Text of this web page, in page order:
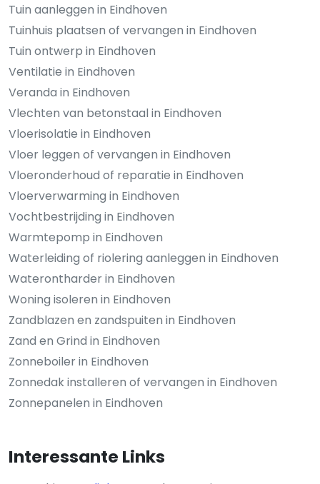
Tuin aanleggen in Eindhoven
Tuinhuis plaatsen of vervangen in Eindhoven
Tuin ontwerp in Eindhoven
Ventilatie in Eindhoven
Veranda in Eindhoven
Vlechten van betonstaal in Eindhoven
Vloerisolatie in Eindhoven
Vloer leggen of vervangen in Eindhoven
Vloeronderhoud of reparatie in Eindhoven
Vloerverwarming in Eindhoven
Vochtbestrijding in Eindhoven
Warmtepomp in Eindhoven
Waterleiding of riolering aanleggen in Eindhoven
Waterontharder in Eindhoven
Woning isoleren in Eindhoven
Zandblazen en zandspuiten in Eindhoven
Zand en Grind in Eindhoven
Zonneboiler in Eindhoven
Zonnedak installeren of vervangen in Eindhoven
Zonnepanelen in Eindhoven
Interessante Links